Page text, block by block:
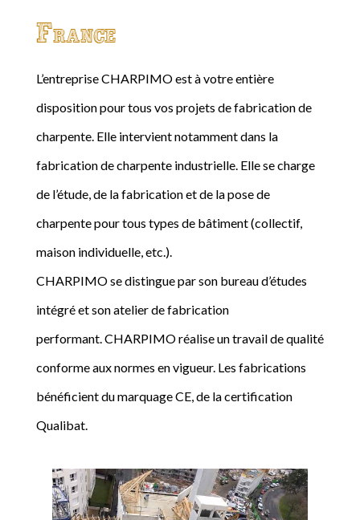
France
L’entreprise CHARPIMO est à votre entière
disposition pour tous vos projets de fabrication de
charpente. Elle intervient notamment dans la
fabrication de charpente industrielle. Elle se charge
de l’étude, de la fabrication et de la pose de
charpente pour tous types de bâtiment (collectif,
maison individuelle, etc.).
CHARPIMO se distingue par son bureau d’études
intégré et son atelier de fabrication
performant. CHARPIMO réalise un travail de qualité
conforme aux normes en vigueur. Les fabrications
bénéficient du marquage CE, de la certification
Qualibat.